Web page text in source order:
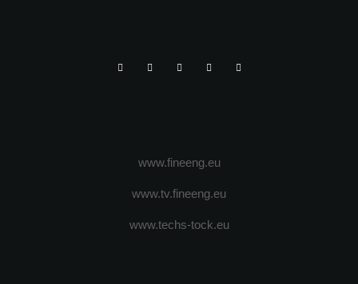
www.fineeng.eu
www.tv.fineeng.eu
www.techs-tock.eu